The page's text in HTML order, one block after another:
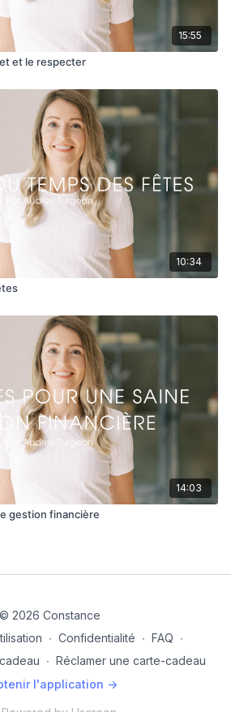
15:55
et le respecter
10:34
14:03
gestion financière
© 2026 Constance
∙ Confidentialité ∙ FAQ ∙
∙ Réclamer une carte-cadeau
l'application ->